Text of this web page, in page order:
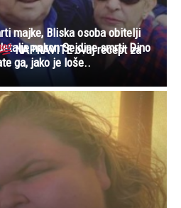
majke, Bliska osoba obitelji
nakon Sejdine smrti: Dino
ga, jako je loše..
NAPRAVITE ovaj recept za